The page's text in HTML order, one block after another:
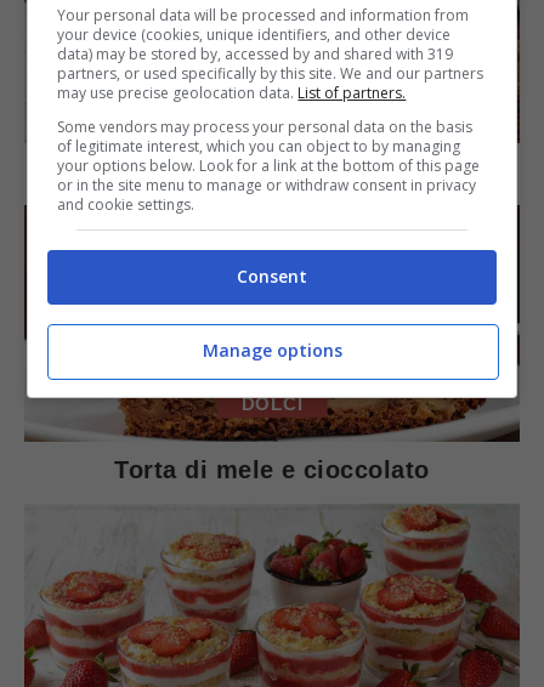
SECONDI PIATTI
Arista di maiale al latte
DOLCI
Torta di mele e cioccolato
Your personal data will be processed and information from
your device (cookies, unique identifiers, and other device
data) may be stored by, accessed by and shared with 319
partners, or used specifically by this site. We and our partners
may use precise geolocation data. List of partners.
Some vendors may process your personal data on the basis
of legitimate interest, which you can object to by managing
your options below. Look for a link at the bottom of this page
or in the site menu to manage or withdraw consent in privacy
and cookie settings.
Consent
Manage options